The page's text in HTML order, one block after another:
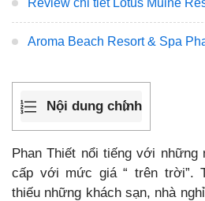
Review chi tiết Lotus Muine
Aroma Beach Resort & Spa
Nội dung chính
Phan Thiết nổi tiếng với những
cấp với mức giá “ trên trời”.
thiếu những khách sạn, nhà